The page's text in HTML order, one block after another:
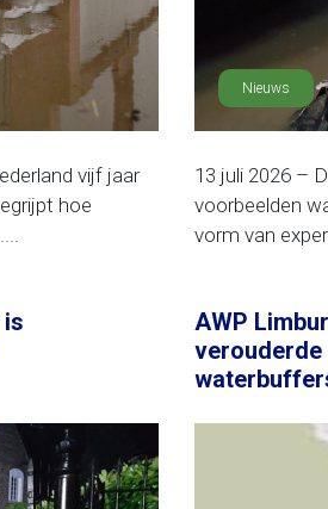
vijf jaar
hoe
Nieuws
13 juli 2026 –
voorbeelden
vorm van
is
AWP
verouderde